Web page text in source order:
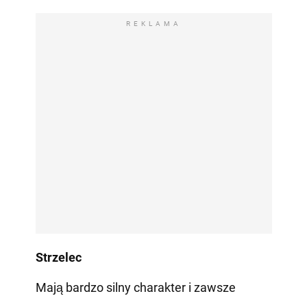
REKLAMA
Strzelec
Mają bardzo silny charakter i zawsze